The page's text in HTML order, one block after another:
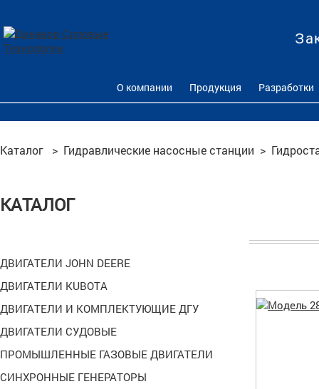
О компании Продукция Разработки
Каталог > Гидравлические насосные станции >
КАТАЛОГ
ДВИГАТЕЛИ JOHN DEERE
ДВИГАТЕЛИ KUBOTA
ДВИГАТЕЛИ И КОМПЛЕКТУЮЩИЕ ДГУ
ДВИГАТЕЛИ СУДОВЫЕ
ПРОМЫШЛЕННЫЕ ГАЗОВЫЕ ДВИГАТЕЛИ
СИНХРОННЫЕ ГЕНЕРАТОРЫ